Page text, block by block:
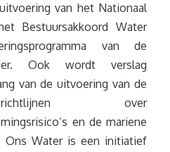
van het Nationaal
Bestuursakkoord Water
van de
Ook wordt verslag
van de uitvoering van de
over
en de mariene
Ons Water is een initiatief